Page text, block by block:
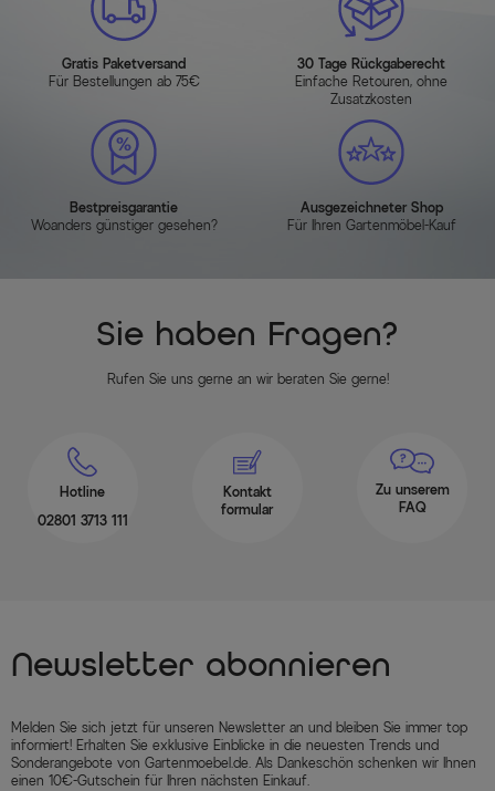
Gratis Paketversand
Für Bestellungen ab 75€
30 Tage Rückgaberecht
Einfache Retouren, ohne
Zusatzkosten
Bestpreisgarantie
Woanders günstiger gesehen?
Ausgezeichneter Shop
Für Ihren Gartenmöbel-Kauf
Sie haben Fragen?
Rufen Sie uns gerne an wir beraten Sie gerne!
Hotline
02801 3713 111
Kontakt
formular
Zu unserem
FAQ
Newsletter abonnieren
Melden Sie sich jetzt für unseren Newsletter an und bleiben Sie immer top
informiert! Erhalten Sie exklusive Einblicke in die neuesten Trends und
Sonderangebote von Gartenmoebel.de. Als Dankeschön schenken wir Ihnen
einen 10€-Gutschein für Ihren nächsten Einkauf.